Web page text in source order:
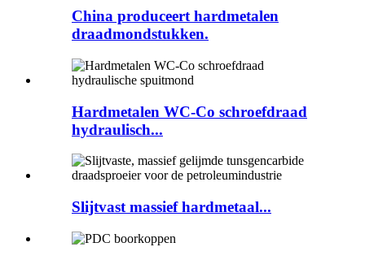
China produceert hardmetalen
draadmondstukken.
Hardmetalen WC-Co schroefdraad
hydraulisch...
Slijtvast massief hardmetaal...